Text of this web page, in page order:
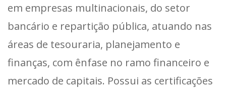
em empresas multinacionais, do setor
bancário e repartição pública, atuando nas
áreas de tesouraria, planejamento e
finanças, com ênfase no ramo financeiro e
mercado de capitais. Possui as certificações